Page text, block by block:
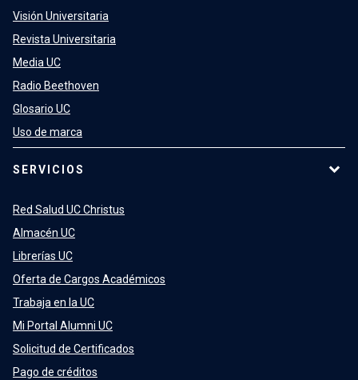
Visión Universitaria
Revista Universitaria
Media UC
Radio Beethoven
Glosario UC
Uso de marca
SERVICIOS
Red Salud UC Christus
Almacén UC
Librerías UC
Oferta de Cargos Académicos
Trabaja en la UC
Mi Portal Alumni UC
Solicitud de Certificados
Pago de créditos